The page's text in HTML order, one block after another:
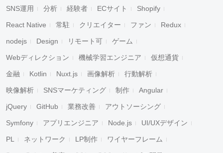
SNS運用 分析 経験者 ECサイト Shopify
React Native 常駐 クリエイター ファン Redux
nodejs Design リモート可 ゲーム
Webディレクション 機械学習エンジニア 仮想通貨
金融 Kotlin Nuxt.js 画像解析 行動解析
映像解析 SNSマーケティング 制作 Angular
jQuery GitHub 業務改善 アウトソーシング
Symfony アプリエンジニア Node.js UI/UXデザイン
PL ネットワーク LP制作 ワイヤーフレーム